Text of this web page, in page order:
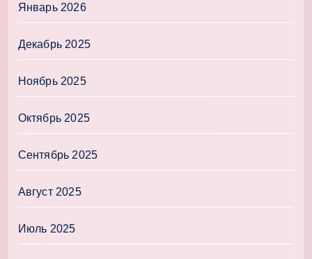
Январь 2026
Декабрь 2025
Ноябрь 2025
Октябрь 2025
Сентябрь 2025
Август 2025
Июль 2025